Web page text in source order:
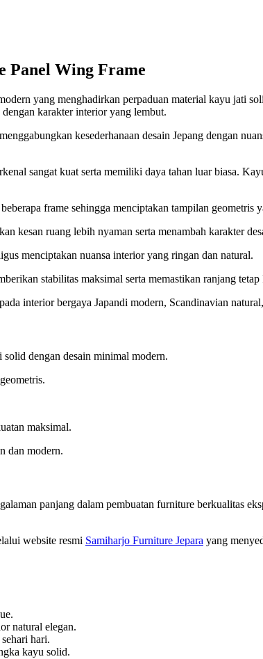
Panel Wing Frame
yang menghadirkan perpaduan material kayu jati
karakter interior yang lembut.
kesederhanaan desain Jepang dengan
sangat kuat serta memiliki daya tahan luar biasa.
frame sehingga menciptakan tampilan geometris
kesan ruang lebih nyaman serta menambah karakter
menciptakan nuansa interior yang ringan dan natural.
stabilitas maksimal serta memastikan ranjang
interior bergaya Japandi modern, Scandinavian
dengan desain minimal modern.
maksimal.
dan modern.
panjang dalam pembuatan furniture berkualitas
website resmi Samiharjo Furniture Jepara yang
natural elegan.
hari.
kayu solid.